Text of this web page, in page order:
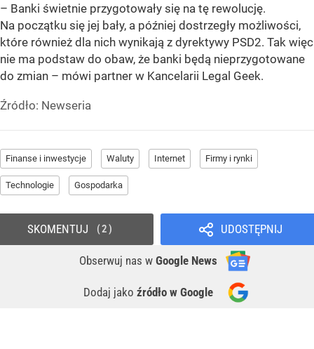
– Banki świetnie przygotowały się na tę rewolucję.
Na początku się jej bały, a później dostrzegły możliwości,
które również dla nich wynikają z dyrektywy PSD2. Tak więc
nie ma podstaw do obaw, że banki będą nieprzygotowane
do zmian – mówi partner w Kancelarii Legal Geek.
Źródło: Newseria
Finanse i inwestycje Waluty Internet Firmy i rynki
Technologie Gospodarka
UDOSTĘPNIJ
Obserwuj nas w Google News
Dodaj jako źródło w Google
SKOMENTUJ 2